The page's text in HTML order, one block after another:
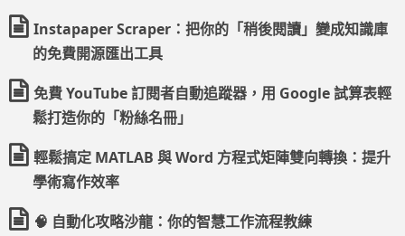
Instapaper Scraper：把你的「稍後閱讀」變成知識庫
的免費開源匯出工具
免費 YouTube 訂閱者自動追蹤器，用 Google 試算表輕
鬆打造你的「粉絲名冊」
輕鬆搞定 MATLAB 與 Word 方程式矩陣雙向轉換：提升
學術寫作效率
🧠 自動化攻略沙龍：你的智慧工作流程教練